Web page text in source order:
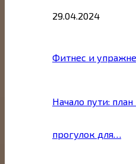
29.04.2024
Фитнес и
Начало пути:
прогулок для…